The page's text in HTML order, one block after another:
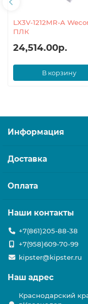
LX3V-1212MR-A
ПЛК
24,514.00р.
В корзину
Информация
Доставка
Оплата
Наши контакты
+7(861)205-88-38
+7(958)609-70-99
kipster@kipster.ru
Наш адрес
Краснодарский